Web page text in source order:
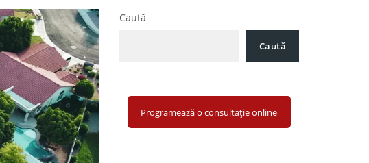
Caută
Caută
Programează o consultație online